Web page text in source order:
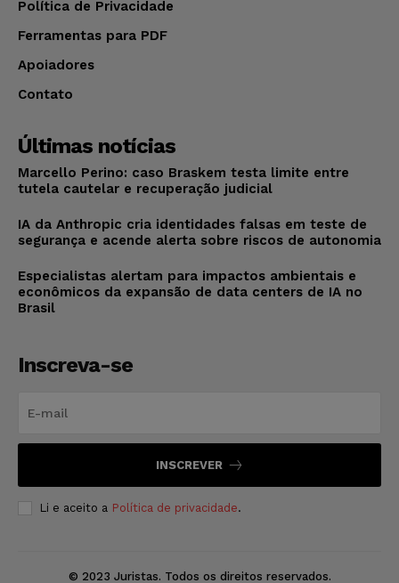
Política de Privacidade
Ferramentas para PDF
Apoiadores
Contato
Últimas notícias
Marcello Perino: caso Braskem testa limite entre
tutela cautelar e recuperação judicial
IA da Anthropic cria identidades falsas em teste de
segurança e acende alerta sobre riscos de autonomia
Especialistas alertam para impactos ambientais e
econômicos da expansão de data centers de IA no
Brasil
Inscreva-se
INSCREVER
Li e aceito a Política de privacidade.
© 2023 Juristas. Todos os direitos reservados.